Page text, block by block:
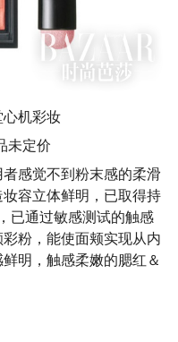
心机彩妆
未定价
感觉不到粉末感的柔滑
容立体鲜明，已取得持
已通过敏感测试的触感
粉，能使面颊实现从内
明，触感柔嫩的腮红＆